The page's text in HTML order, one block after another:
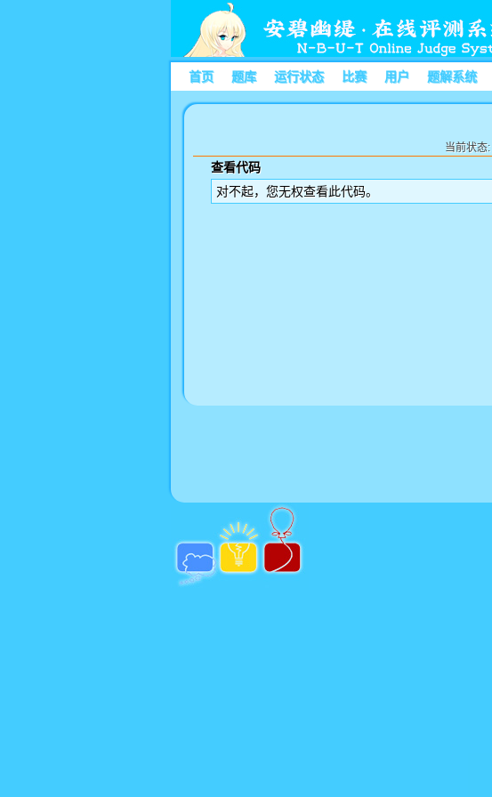
首页 题库 运行状态 比赛 用户 题解系统
当前状态:
查看代码
对不起，您无权查看此代码。